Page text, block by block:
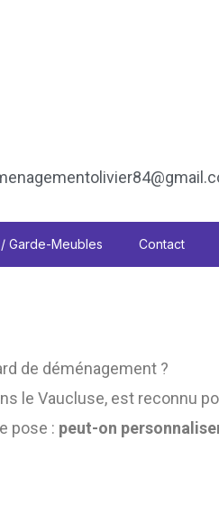
Garde-Meubles Contact
de déménagement ?
le Vaucluse, est reconnu
pose : peut-on